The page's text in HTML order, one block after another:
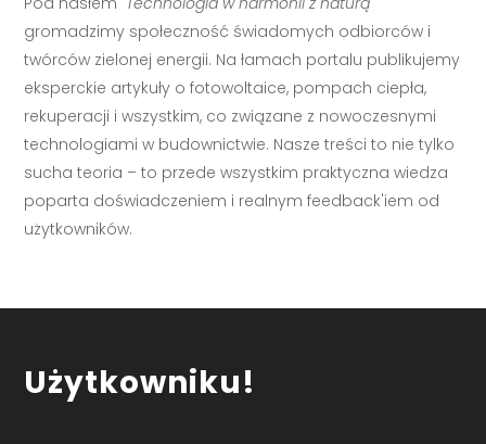
gromadzimy społeczność świadomych odbiorców i
twórców zielonej energii. Na łamach portalu publikujemy
eksperckie artykuły o fotowoltaice, pompach ciepła,
rekuperacji i wszystkim, co związane z nowoczesnymi
technologiami w budownictwie. Nasze treści to nie tylko
sucha teoria – to przede wszystkim praktyczna wiedza
poparta doświadczeniem i realnym feedback'iem od
użytkowników.
Użytkowniku!